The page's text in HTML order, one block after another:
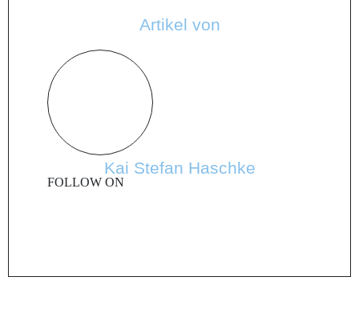
Artikel von
Kai Stefan Haschke
FOLLOW ON